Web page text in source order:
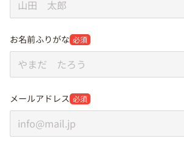
お名前ふりがな 必須
メールアドレス 必須